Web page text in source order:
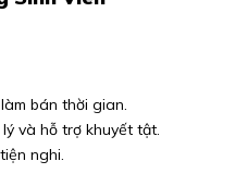
bán thời gian.
và hỗ trợ khuyết tật.
nghi.